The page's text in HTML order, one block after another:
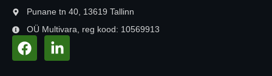
Punane tn 40, 13619 Tallinn
OÜ Multivara, reg kood: 10569913